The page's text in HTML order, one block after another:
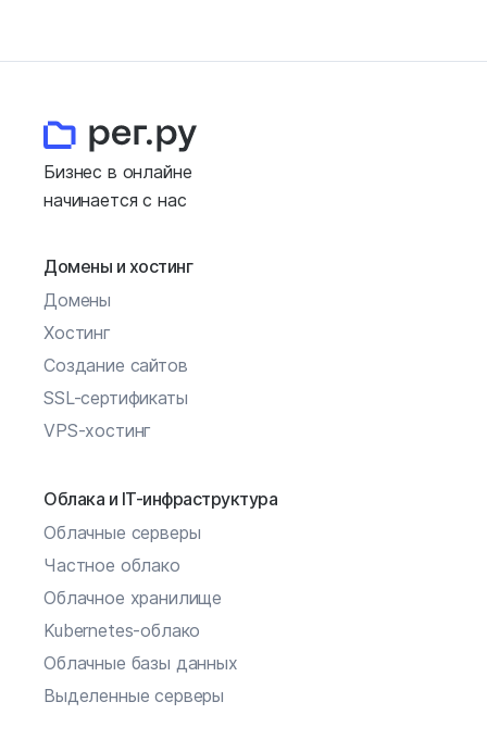
Бизнес в онлайне
начинается с нас
Домены и хостинг
Домены
Хостинг
Создание сайтов
SSL-сертификаты
VPS-хостинг
Облака и IT-инфраструктура
Облачные серверы
Частное облако
Облачное хранилище
Kubernetes-облако
Облачные базы данных
Выделенные серверы